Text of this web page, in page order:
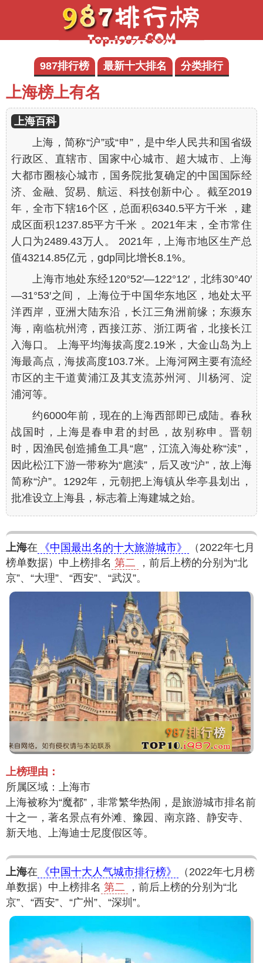
987排行榜 最新十大排名 分类排行
上海榜上有名
上海百科
上海，简称“沪”或“申”，是中华人民共和国省级
行政区、直辖市、国家中心城市、超大城市、上海
大都市圈核心城市，国务院批复确定的中国国际经
济、金融、贸易、航运、科技创新中心 。截至2019
年，全市下辖16个区，总面积6340.5平方千米 ，建
成区面积1237.85平方千米 。2021年末，全市常住
人口为2489.43万人。 2021年，上海市地区生产总
值43214.85亿元，gdp同比增长8.1%。
上海市地处东经120°52′—122°12′，北纬30°40′
—31°53′之间， 上海位于中国华东地区，地处太平
洋西岸，亚洲大陆东沿，长江三角洲前缘；东濒东
海，南临杭州湾，西接江苏、浙江两省，北接长江
入海口。 上海平均海拔高度2.19米，大金山岛为上
海最高点，海拔高度103.7米。上海河网主要有流经
市区的主干道黄浦江及其支流苏州河、川杨河、淀
浦河等。
约6000年前，现在的上海西部即已成陆。春秋
战国时，上海是春申君的封邑，故别称申。晋朝
时，因渔民创造捕鱼工具“扈”，江流入海处称“渎”，
因此松江下游一带称为“扈渎”，后又改“沪”，故上海
简称“沪”。1292年，元朝把上海镇从华亭县划出，
批准设立上海县，标志着上海建城之始。
上海在 《中国最出名的十大旅游城市》
（2022年七月
榜单数据）中上榜排名 第二
，前后上榜的分别为“北
京”、“大理”、“西安”、“武汉”。
上榜理由：
所属区域：上海市
上海被称为“魔都”，非常繁华热闹，是旅游城市排名前
十之一，著名景点有外滩、豫园、南京路、静安寺、
新天地、上海迪士尼度假区等。
上海在 《中国十大人气城市排行榜》
（2022年七月榜
单数据）中上榜排名 第二
，前后上榜的分别为“北
京”、“西安”、“广州”、“深圳”。